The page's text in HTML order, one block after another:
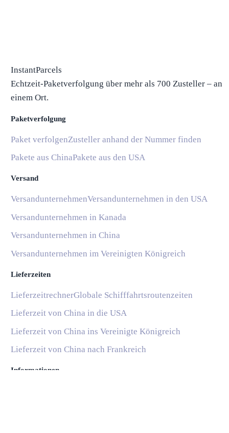
InstantParcels
Echtzeit-Paketverfolgung über mehr als 700 Zusteller – an
einem Ort.
Paketverfolgung
Paket verfolgenZusteller anhand der Nummer finden
Pakete aus ChinaPakete aus den USA
Versand
VersandunternehmenVersandunternehmen in den USA
Versandunternehmen in Kanada
Versandunternehmen in China
Versandunternehmen im Vereinigten Königreich
Lieferzeiten
LieferzeitrechnerGlobale Schifffahrtsroutenzeiten
Lieferzeit von China in die USA
Lieferzeit von China ins Vereinigte Königreich
Lieferzeit von China nach Frankreich
Informationen